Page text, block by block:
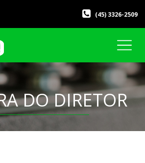
(45) 3326-2509
DO DIRETOR